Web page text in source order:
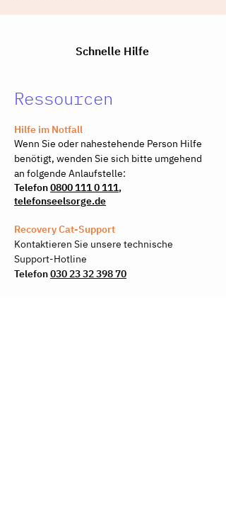
Schnelle Hilfe
Ressourcen
Hilfe im Notfall
Wenn Sie oder nahestehende Person Hilfe
benötigt, wenden Sie sich bitte umgehend
an folgende Anlaufstelle:
Telefon0800 111 0 111,
telefonseelsorge.de
Recovery Cat-Support
Kontaktieren Sie unsere technische
Support-Hotline
Telefon030 23 32 398 70